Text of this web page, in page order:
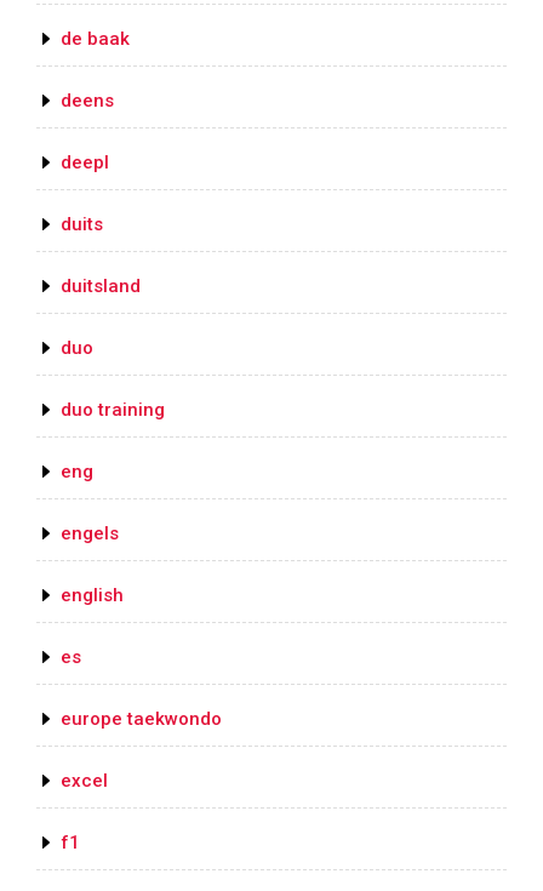
de baak
deens
deepl
duits
duitsland
duo
duo training
eng
engels
english
es
europe taekwondo
excel
f1